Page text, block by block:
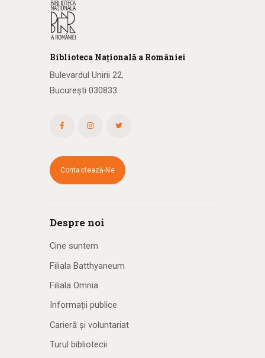
Biblioteca Națională a României
Bulevardul Unirii 22,
București 030833
Contactează-Ne
Despre noi
Cine suntem
Filiala Batthyaneum
Filiala Omnia
Informații publice
Carieră și voluntariat
Turul bibliotecii